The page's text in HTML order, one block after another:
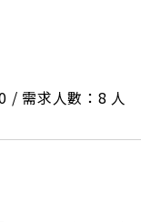
/ 需求人數：8 人